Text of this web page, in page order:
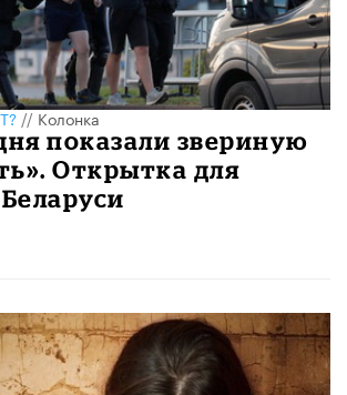
//Колонка
показали звериную
Открытка для